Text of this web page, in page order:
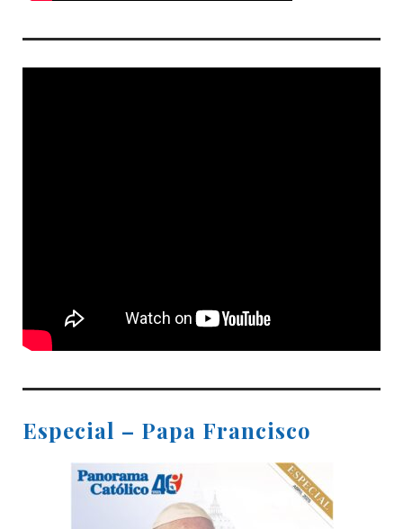
Especial – Papa Francisco